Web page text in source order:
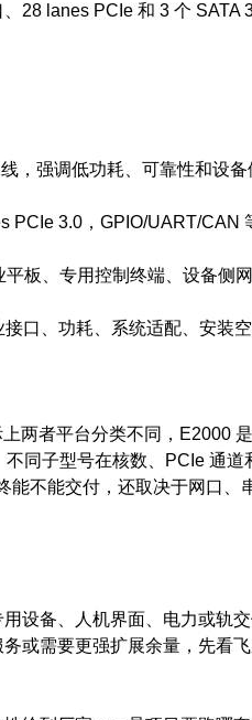
28 lanes PCIe 和 3 个 SATA
，强调低功耗、可靠性和设备
PCIe 3.0，GPIO/UART/CAN
板、专用控制终端、设备侧
口、功耗、系统适配、安装
两者平台分类不同，E2000
同子型号在核数、PCIe 通道
能不能交付，还取决于网口
设备、人机界面、电力或轨
或需要更强扩展余量，先看